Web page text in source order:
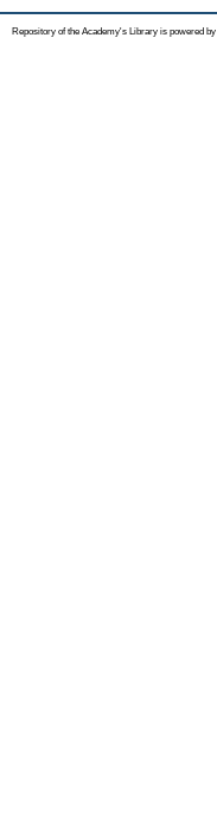
Repository of the Academy's Library is powered by